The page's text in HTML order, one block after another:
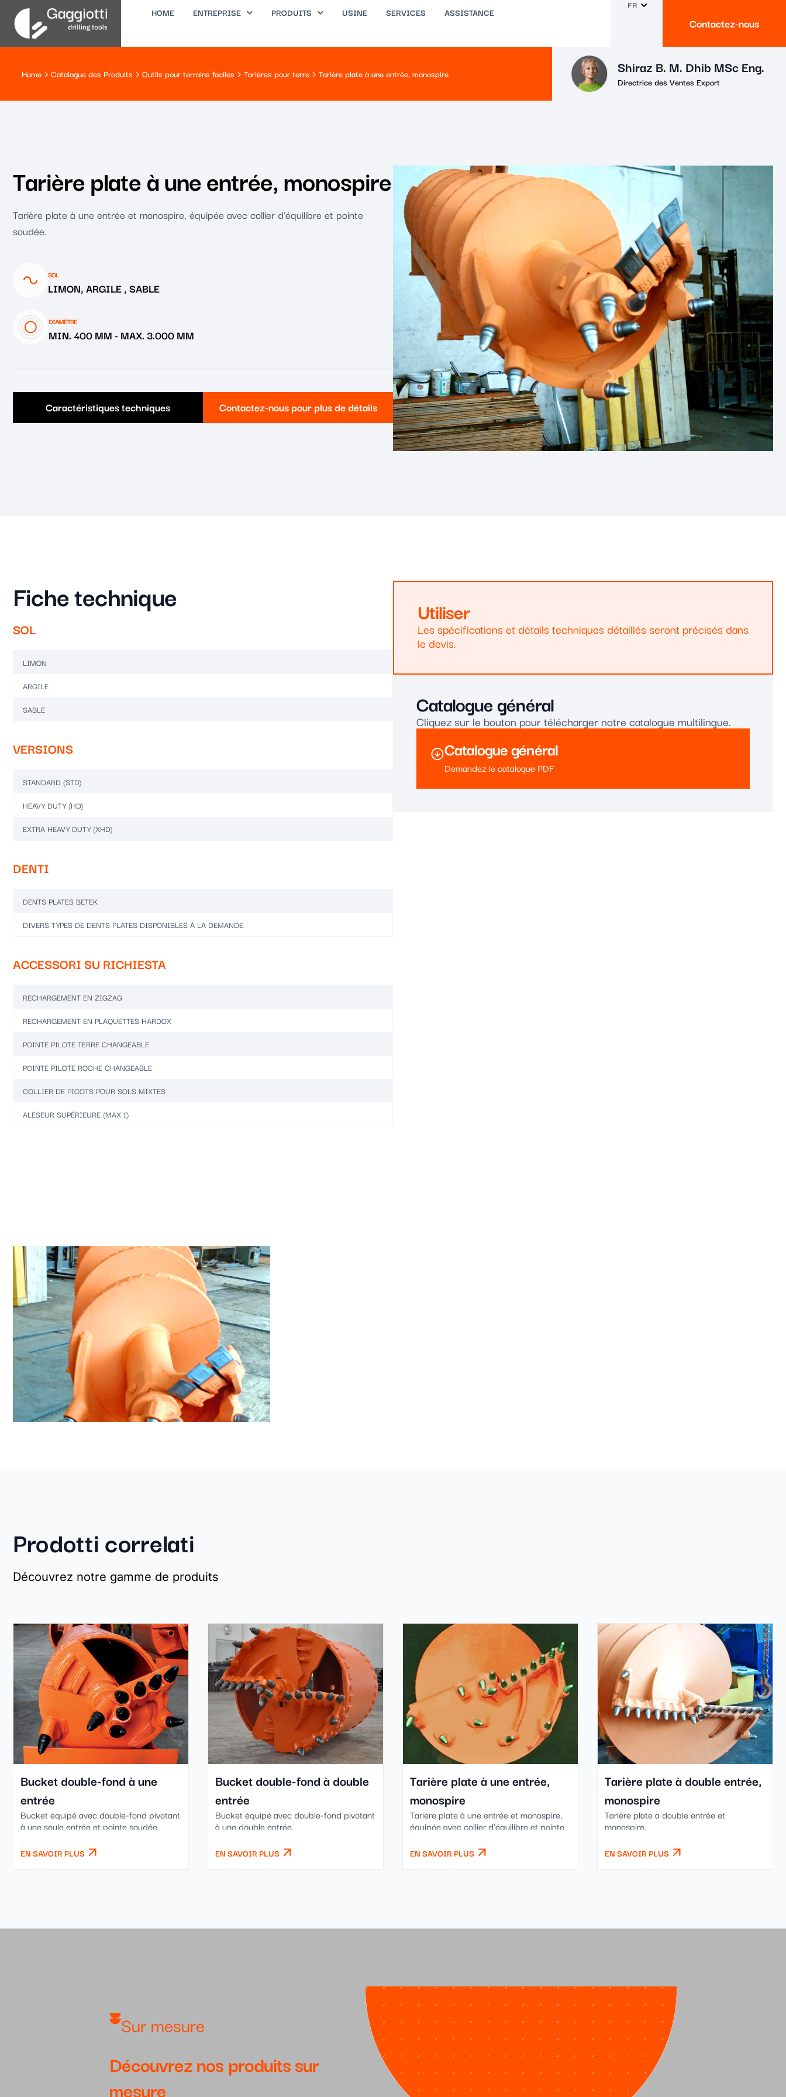
HOME ENTREPRISE PRODUITS USINE SERVICES ASSISTANCE
FR
Contactez-nous
Home Catalogue des Produits Outils pour terrains faciles Tarières pour terre Tarière plate à une entrée, monospire Shiraz B. M. Dhib MSc Eng.
Directrice des Ventes Export
Tarière plate à une entrée, monospire
Tarière plate à une entrée et monospire, équipée avec collier d’équilibre et pointe
soudée.
SOL
LIMON, ARGILE , SABLE
DIAMÈTRE
MIN. 400 MM-MAX. 3.000 MM
Caractéristiques techniques Contactez-nous pour plus de détails
Fiche technique
SOL
LIMON
ARGILE
SABLE
VERSIONS
STANDARD (STD)
HEAVY DUTY (HD)
EXTRA HEAVY DUTY (XHD)
DENTI
DENTS PLATES BETEK
DIVERS TYPES DE DENTS PLATES DISPONIBLES À LA DEMANDE
ACCESSORI SU RICHIESTA
RECHARGEMENT EN ZIGZAG
RECHARGEMENT EN PLAQUETTES HARDOX
POINTE PILOTE TERRE CHANGEABLE
POINTE PILOTE ROCHE CHANGEABLE
COLLIER DE PICOTS POUR SOLS MIXTES
ALÉSEUR SUPÉRIEURE (MAX 1)
Utiliser
Les spécifications et détails techniques détaillés seront précisés dans
le devis.
Catalogue général
Cliquez sur le bouton pour télécharger notre catalogue multilingue.
Catalogue général
Demandez le catalogue PDF
Prodotti correlati
Découvrez notre gamme de produits
Bucket double-fond à une
entrée
Bucket équipé avec double-fond pivotant
à une seule entrée et pointe soudée.
EN SAVOIR PLUS
Bucket double-fond à double
entrée
Bucket équipé avec double-fond pivotant
à une double entrée.
EN SAVOIR PLUS
Tarière plate à une entrée,
monospire
Tarière plate à une entrée et monospire,
équipée avec collier d’équilibre et pointe
EN SAVOIR PLUS
Tarière plate à double entrée,
monospire
Tarière plate à double entrée et
monospire.
EN SAVOIR PLUS
Sur mesure
Découvrez nos produits sur
mesure